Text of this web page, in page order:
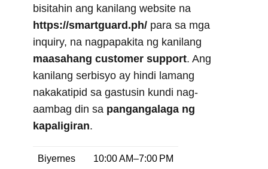
bisitahin ang kanilang website na
https://smartguard.ph/ para sa mga
inquiry, na nagpapakita ng kanilang
maasahang customer support. Ang
kanilang serbisyo ay hindi lamang
nakakatipid sa gastusin kundi nag-
aambag din sa pangangalaga ng
kapaligiran.
Biyernes 10:00 AM–7:00 PM